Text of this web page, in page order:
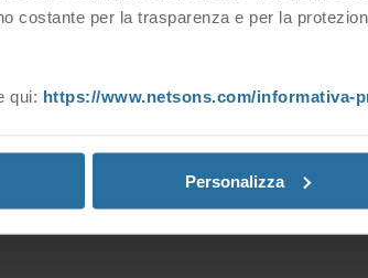
costante per la trasparenza e per la
qui: https://www.netsons.com/informativa-
Personalizza
ticket dalla tua area clienti:https://